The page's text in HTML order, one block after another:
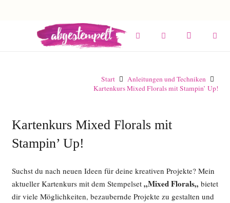
Start
Anleitungen und Techniken
Kartenkurs Mixed Florals mit Stampin’ Up!
Kartenkurs Mixed Florals mit
Stampin’ Up!
Suchst du nach neuen Ideen für deine kreativen Projekte? Mein
aktueller Kartenkurs mit dem Stempelset „Mixed Florals„ bietet
dir viele Möglichkeiten, bezaubernde Projekte zu gestalten und